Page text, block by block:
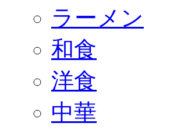
ラーメン
和食
洋食
中華